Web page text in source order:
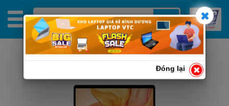
Đóng lại